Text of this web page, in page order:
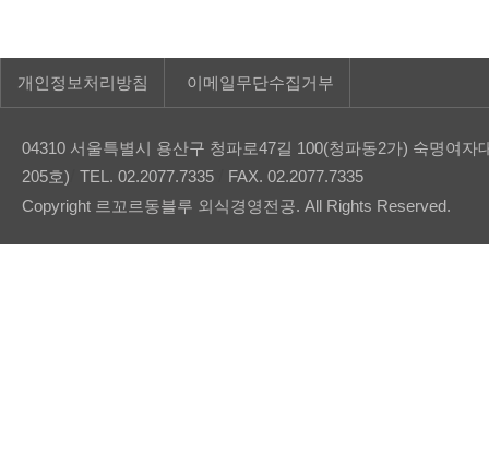
사이트맵
개인정보처리방침 이메일무단수집거부
04310 서울특별시 용산구 청파로47길 100(청파동2가) 숙명여
205호) TEL. 02.2077.7335
FAX. 02.2077.7335
Copyright 르꼬르동블루 외식경영전공. All Rights Reserved.